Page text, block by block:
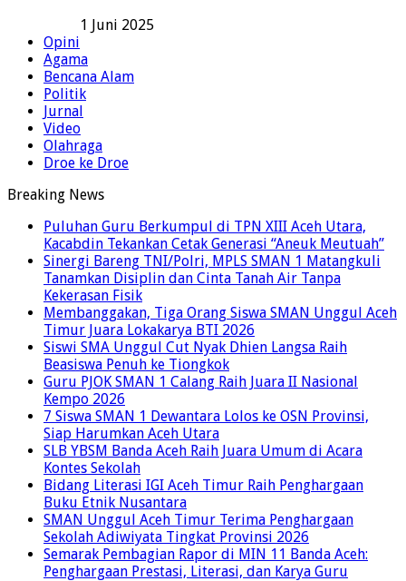
1 Juni 2025
Opini
Agama
Bencana Alam
Politik
Jurnal
Video
Olahraga
Droe ke Droe
Breaking News
Puluhan Guru Berkumpul di TPN XIII Aceh Utara,
Kacabdin Tekankan Cetak Generasi “Aneuk Meutuah”
Sinergi Bareng TNI/Polri, MPLS SMAN 1 Matangkuli
Tanamkan Disiplin dan Cinta Tanah Air Tanpa
Kekerasan Fisik
Membanggakan, Tiga Orang Siswa SMAN Unggul Aceh
Timur Juara Lokakarya BTI 2026
Siswi SMA Unggul Cut Nyak Dhien Langsa Raih
Beasiswa Penuh ke Tiongkok
Guru PJOK SMAN 1 Calang Raih Juara II Nasional
Kempo 2026
7 Siswa SMAN 1 Dewantara Lolos ke OSN Provinsi,
Siap Harumkan Aceh Utara
SLB YBSM Banda Aceh Raih Juara Umum di Acara
Kontes Sekolah
Bidang Literasi IGI Aceh Timur Raih Penghargaan
Buku Etnik Nusantara
SMAN Unggul Aceh Timur Terima Penghargaan
Sekolah Adiwiyata Tingkat Provinsi 2026
Semarak Pembagian Rapor di MIN 11 Banda Aceh:
Penghargaan Prestasi, Literasi, dan Karya Guru